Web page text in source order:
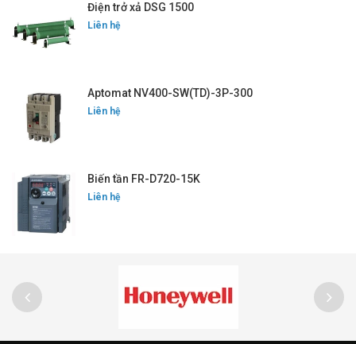
Điện trở xả DSG 1500
Liên hệ
Aptomat NV400-SW(TD)-3P-300
Liên hệ
Biến tần FR-D720-15K
Liên hệ